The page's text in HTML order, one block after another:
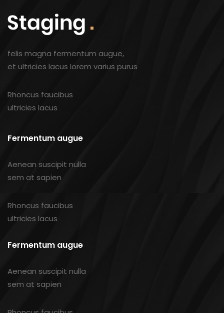
felis magna fermentum augue,
et ultricies lacus lorem varius purus
Rhoncus faucibus
ultricies lacus
Fermentum augue
Aenean suscipit nulla
sem at sapien
Rhoncus faucibus
ultricies lacus
Fermentum augue
Aenean suscipit nulla
sem at sapien